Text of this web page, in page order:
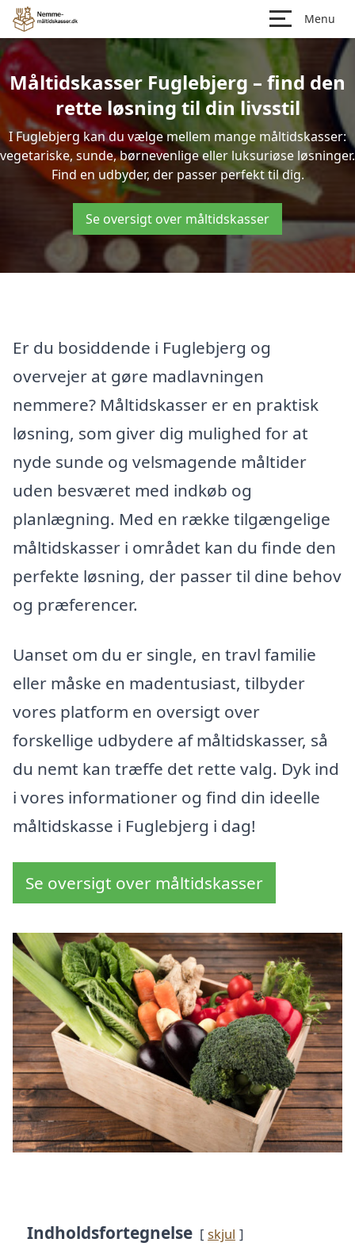
Menu
Måltidskasser Fuglebjerg – find den
rette løsning til din livsstil
I Fuglebjerg kan du vælge mellem mange måltidskasser:
vegetariske, sunde, børnevenlige eller luksuriøse løsninger.
Find en udbyder, der passer perfekt til dig.
Se oversigt over måltidskasser
Er du bosiddende i Fuglebjerg og
overvejer at gøre madlavningen
nemmere? Måltidskasser er en praktisk
løsning, som giver dig mulighed for at
nyde sunde og velsmagende måltider
uden besværet med indkøb og
planlægning. Med en række tilgængelige
måltidskasser i området kan du finde den
perfekte løsning, der passer til dine behov
og præferencer.
Uanset om du er single, en travl familie
eller måske en madentusiast, tilbyder
vores platform en oversigt over
forskellige udbydere af måltidskasser, så
du nemt kan træffe det rette valg. Dyk ind
i vores informationer og find din ideelle
måltidskasse i Fuglebjerg i dag!
Se oversigt over måltidskasser
Indholdsfortegnelse skjul